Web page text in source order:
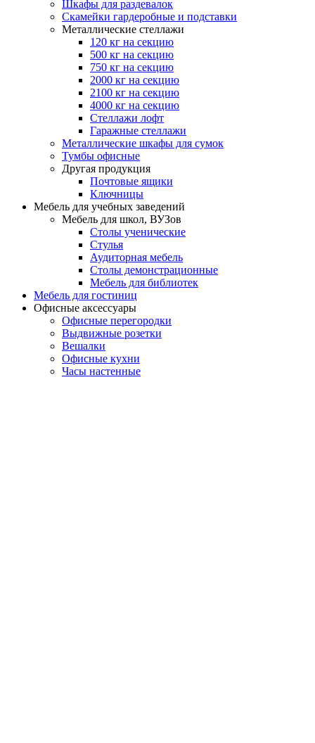
Шкафы для раздевалок
Скамейки гардеробные и подставки
Металлические стеллажи
120 кг на секцию
500 кг на секцию
750 кг на секцию
2000 кг на секцию
2100 кг на секцию
4000 кг на секцию
Стеллажи лофт
Гаражные стеллажи
Металлические шкафы для сумок
Тумбы офисные
Другая продукция
Почтовые ящики
Ключницы
Мебель для учебных заведений
Мебель для школ, ВУЗов
Столы ученические
Стулья
Аудиторная мебель
Столы демонстрационные
Мебель для библиотек
Мебель для гостиниц
Офисные аксессуары
Офисные перегородки
Выдвижные розетки
Вешалки
Офисные кухни
Часы настенные